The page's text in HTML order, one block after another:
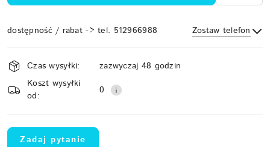
dostępność / rabat -> tel. 512966988 Zostaw telefon
Wyślij
Dostępność
i
dostawa
Czas wysyłki:
zazwyczaj 48 godzin
Koszt wysyłki
od:
0
Zadaj pytanie